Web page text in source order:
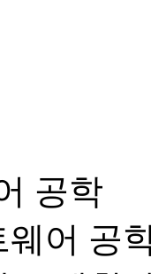
공학
웨어 공